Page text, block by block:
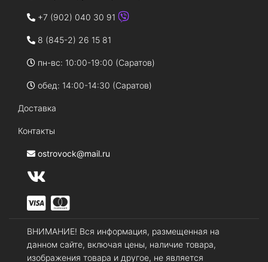
+7 (902) 040 30 91
8 (845-2) 26 15 81
пн-вс: 10:00-19:00 (Саратов)
обед: 14:00-14:30 (Саратов)
Доставка
Контакты
ostrovock@mail.ru
ВНИМАНИЕ! Вся информация, размещенная на
данном сайте, включая цены, наличие товара,
изображения товара и другое, не является